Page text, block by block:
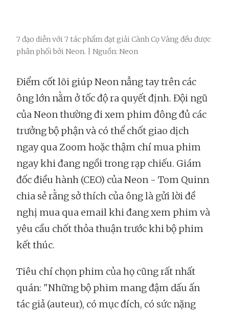
7 đạo diễn với 7 tác phẩm đạt giải Cành Cọ Vàng đều được
phân phối bởi Neon. | Nguồn: Neon
Điểm cốt lõi giúp Neon nẫng tay trên các
ông lớn nằm ở tốc độ ra quyết định. Đội ngũ
của Neon thường đi xem phim đông đủ các
trưởng bộ phận và có thể chốt giao dịch
ngay qua Zoom hoặc thậm chí mua phim
ngay khi đang ngồi trong rạp chiếu. Giám
đốc điều hành (CEO) của Neon - Tom Quinn
chia sẻ rằng sở thích của ông là gửi lời đề
nghị mua qua email khi đang xem phim và
yêu cầu chốt thỏa thuận trước khi bộ phim
kết thúc.
Tiêu chí chọn phim của họ cũng rất nhất
quán: "Những bộ phim mang đậm dấu ấn
tác giả (auteur), có mục đích, có sức nặng